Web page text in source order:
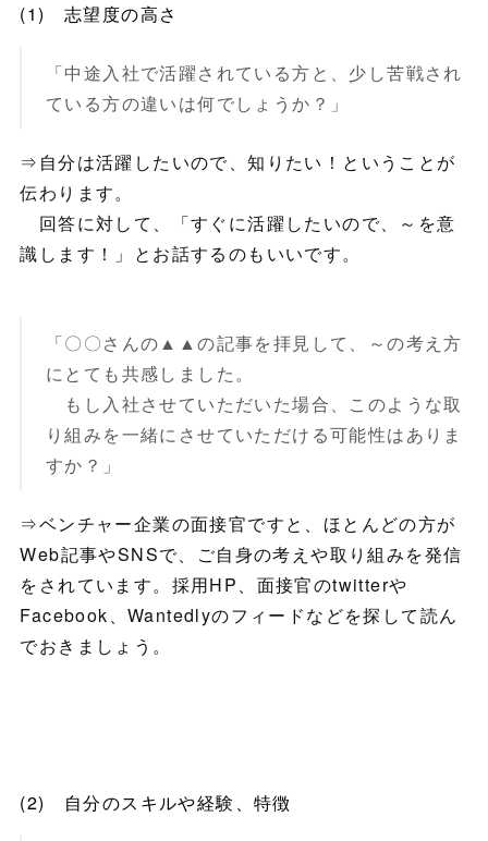
(1) 志望度の高さ
「中途入社で活躍されている方と、少し苦戦され
ている方の違いは何でしょうか？」
⇒自分は活躍したいので、知りたい！ということが
伝わります。
回答に対して、「すぐに活躍したいので、～を意
識します！」とお話するのもいいです。
「〇〇さんの▲▲の記事を拝見して、～の考え方
にとても共感しました。
もし入社させていただいた場合、このような取
り組みを一緒にさせていただける可能性はありま
すか？」
⇒ベンチャー企業の面接官ですと、ほとんどの方が
Web記事やSNSで、ご自身の考えや取り組みを発信
をされています。採用HP、面接官のtwitterや
Facebook、Wantedlyのフィードなどを探して読ん
でおきましょう。
(2) 自分のスキルや経験、特徴